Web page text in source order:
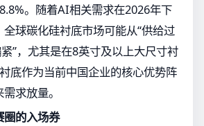
。随着AI相关需求在2026年下
球碳化硅衬底市场可能从“供给过
”，尤其是在8英寸及以上大尺寸衬
底作为当前中国企业的核心优势阵
求放量。
圈的入场券